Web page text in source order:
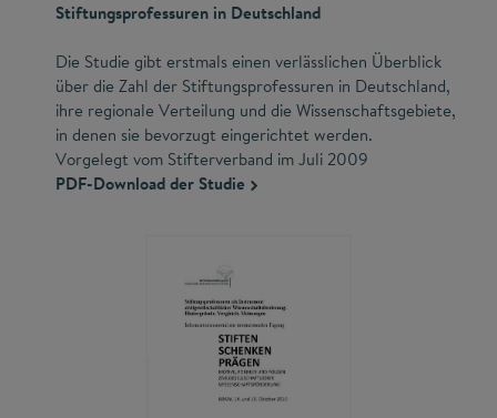
Stiftungsprofessuren in Deutschland
Die Studie gibt erstmals einen verlässlichen Überblick
über die Zahl der Stiftungsprofessuren in Deutschland,
ihre regionale Verteilung und die Wissenschaftsgebiete,
in denen sie bevorzugt eingerichtet werden.
Vorgelegt vom Stifterverband im Juli 2009
PDF-Download der Studie